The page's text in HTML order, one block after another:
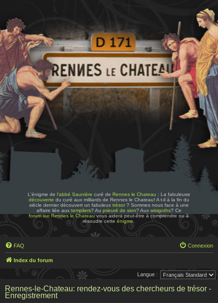
L'énigme de l'abbé Saunière curé de Rennes le Chateau : La fabuleuse
découverte du curé aux milliards de Rennes le Chateau! A t-il à la fin du
siècle dernier découvert un fabuleux trésor? Sommes nous face à une
affaire liée aux templiers? Au prieuré de sion? Aux wisigoths? Ce
forum sur Rennes le Chateauvous aidera peut-être à comprendre ou à
résoudre cetteénigme
FAQ Connexion
Index du forum
Langue :
Rennes-le-Chateau: rendez-vous des chercheurs de trésor -
Enregistrement